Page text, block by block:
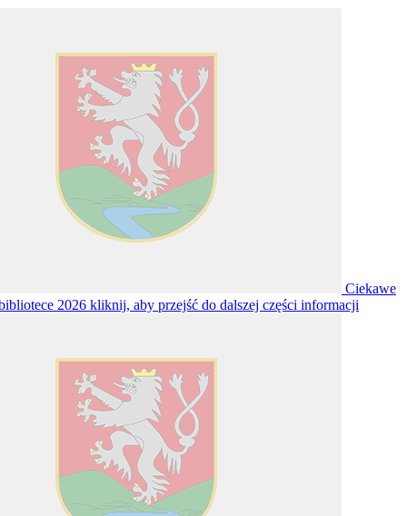
Ciekawe
2026 kliknij, aby przejść do dalszej części informacji